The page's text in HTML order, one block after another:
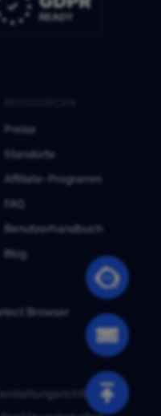
Preise
Standorte
Affiliate-Programm
FAQ
Benutzerhandbuch
Blog
Browser